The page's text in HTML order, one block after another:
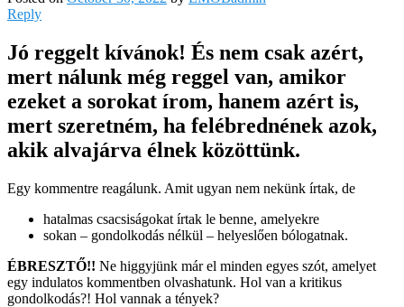
Reply
Jó reggelt kívánok! És nem csak azért,
mert nálunk még reggel van, amikor
ezeket a sorokat írom, hanem azért is,
mert szeretném, ha felébrednének azok,
akik alvajárva élnek közöttünk.
Egy kommentre reagálunk. Amit ugyan nem nekünk írtak, de
hatalmas csacsiságokat írtak le benne, amelyekre
sokan – gondolkodás nélkül – helyeslően bólogatnak.
ÉBRESZTŐ!! Ne higgyjünk már el minden egyes szót, amelyet
egy indulatos kommentben olvashatunk. Hol van a kritikus
gondolkodás?! Hol vannak a tények?